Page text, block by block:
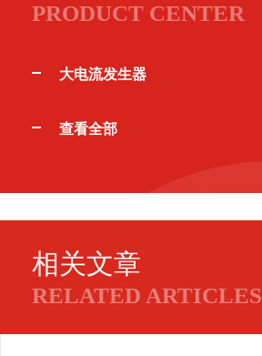
PRODUCT CENTER
大电流发生器
查看全部
相关文章
RELATED ARTICLES